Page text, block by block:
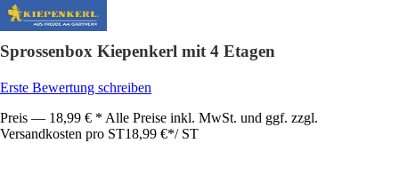
Sprossenbox Kiepenkerl mit 4 Etagen
Erste Bewertung schreiben
Preis — 18,99 € * Alle Preise inkl. MwSt. und ggf. zzgl.
Versandkosten pro ST18,99 €*/ ST